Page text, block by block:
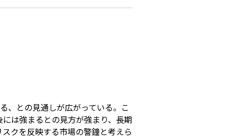
、との見通しが広がっている。こ
は強まるとの見方が強まり、長期
クを反映する市場の警鐘と考えら